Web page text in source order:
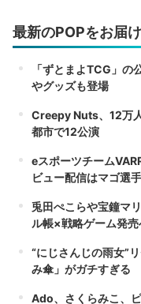
最新のPOPをお届け
「ずとまよTCG」
やグッズも登場
Creepy Nuts、12万
都市で12公演
eスポーツチーム
ビュー配信はマゴ選
兎田ぺこらや宝鐘マ
ル帳×戦略ゲーム発売
“にじさんじの雨女”
み傘」がガチすぎる
Ado、さくらみこ、